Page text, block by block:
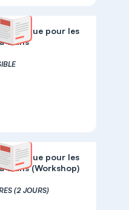
pratique pour les
3 ans
pratique pour les
3 ans (Workshop)
(2 JOURS)